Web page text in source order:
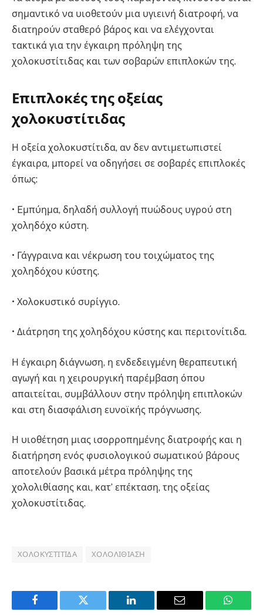
σημαντικό να υιοθετούν μια υγιεινή διατροφή, να
διατηρούν σταθερό βάρος και να ελέγχονται
τακτικά για την έγκαιρη πρόληψη της
χολοκυστίτιδας και των σοβαρών επιπλοκών της.
Επιπλοκές της οξείας
χολοκυστίτιδας
Η οξεία χολοκυστίτιδα, αν δεν αντιμετωπιστεί
έγκαιρα, μπορεί να οδηγήσει σε σοβαρές επιπλοκές
όπως:
• Eμπύημα, δηλαδή συλλογή πυώδους υγρού στη
χοληδόχο κύστη.
• Γάγγραινα και νέκρωση του τοιχώματος της
χοληδόχου κύστης.
• Χολοκυστικό συρίγγιο.
• Διάτρηση της χοληδόχου κύστης και περιτονίτιδα.
Η έγκαιρη διάγνωση, η ενδεδειγμένη θεραπευτική
αγωγή και η χειρουργική παρέμβαση όπου
απαιτείται, συμβάλλουν στην πρόληψη επιπλοκών
και στη διασφάλιση ευνοϊκής πρόγνωσης.
Η υιοθέτηση μιας ισορροπημένης διατροφής και η
διατήρηση ενός φυσιολογικού σωματικού βάρους
αποτελούν βασικά μέτρα πρόληψης της
χολολιθίασης και, κατ’ επέκταση, της οξείας
χολοκυστίτιδας.
ΧΟΛΟΚΥΣΤΊΤΙΔΑ ΧΟΛΟΛΙΘΊΑΣΗ
Facebook Twitter LinkedIn Email